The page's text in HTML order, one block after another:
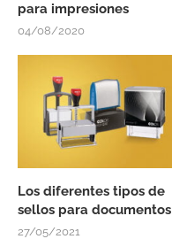
para impresiones
04/08/2020
Los diferentes tipos de
sellos para documentos
27/05/2021